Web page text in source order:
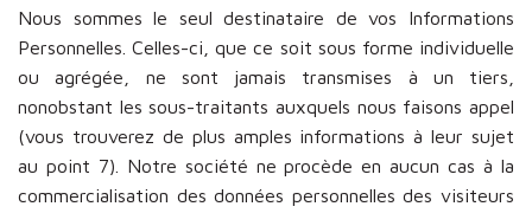
Nous sommes le seul destinataire de vos Informations
Personnelles. Celles-ci, que ce soit sous forme individuelle
ou agrégée, ne sont jamais transmises à un tiers,
nonobstant les sous-traitants auxquels nous faisons appel
(vous trouverez de plus amples informations à leur sujet
au point 7). Notre société ne procède en aucun cas à la
commercialisation des données personnelles des visiteurs